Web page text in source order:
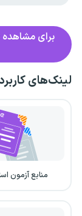
برای مشاهده
لینک‌های
منابع آزمون